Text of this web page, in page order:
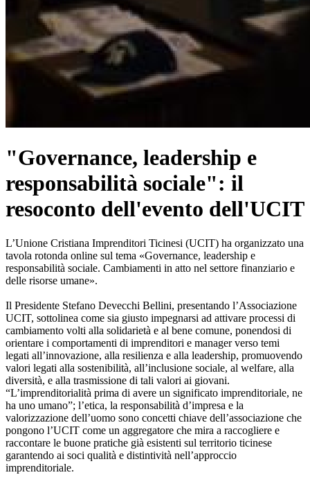
"Governance, leadership e
responsabilità sociale": il
resoconto dell'evento dell'UCIT
L’Unione Cristiana Imprenditori Ticinesi (UCIT) ha organizzato una
tavola rotonda online sul tema «Governance, leadership e
responsabilità sociale. Cambiamenti in atto nel settore finanziario e
delle risorse umane».
Il Presidente Stefano Devecchi Bellini, presentando l’Associazione
UCIT, sottolinea come sia giusto impegnarsi ad attivare processi di
cambiamento volti alla solidarietà e al bene comune, ponendosi di
orientare i comportamenti di imprenditori e manager verso temi
legati all’innovazione, alla resilienza e alla leadership, promuovendo
valori legati alla sostenibilità, all’inclusione sociale, al welfare, alla
diversità, e alla trasmissione di tali valori ai giovani.
“L’imprenditorialità prima di avere un significato imprenditoriale, ne
ha uno umano”; l’etica, la responsabilità d’impresa e la
valorizzazione dell’uomo sono concetti chiave dell’associazione che
pongono l’UCIT come un aggregatore che mira a raccogliere e
raccontare le buone pratiche già esistenti sul territorio ticinese
garantendo ai soci qualità e distintività nell’approccio
imprenditoriale.